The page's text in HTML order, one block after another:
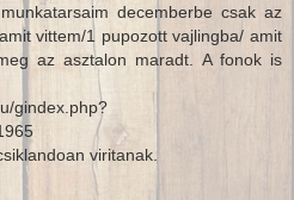
decemberbe csak az
vittem/1 pupozott vajlingba/ amit
az asztalon maradt. A fonok is
gindex.php?
viritanak.